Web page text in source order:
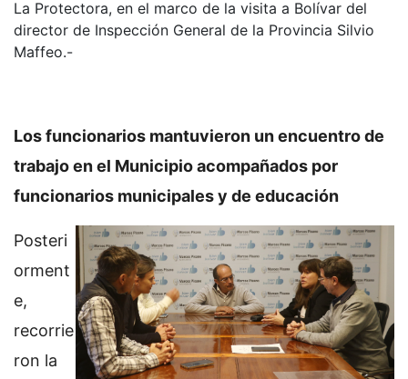
La Protectora, en el marco de la visita a Bolívar del
director de Inspección General de la Provincia Silvio
Maffeo.-
Los funcionarios mantuvieron un encuentro de
trabajo en el Municipio acompañados por
funcionarios municipales y de educación
Posteri
orment
e,
recorrie
ron la